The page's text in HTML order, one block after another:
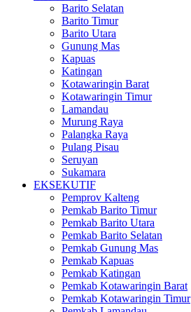
Barito Selatan
Barito Timur
Barito Utara
Gunung Mas
Kapuas
Katingan
Kotawaringin Barat
Kotawaringin Timur
Lamandau
Murung Raya
Palangka Raya
Pulang Pisau
Seruyan
Sukamara
EKSEKUTIF
Pemprov Kalteng
Pemkab Barito Timur
Pemkab Barito Utara
Pemkab Barito Selatan
Pemkab Gunung Mas
Pemkab Kapuas
Pemkab Katingan
Pemkab Kotawaringin Barat
Pemkab Kotawaringin Timur